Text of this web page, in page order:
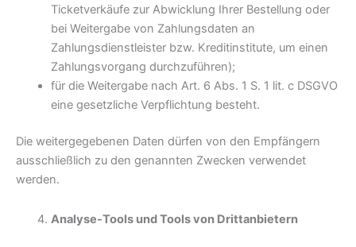
Ticketverkäufe zur Abwicklung Ihrer Bestellung oder
bei Weitergabe von Zahlungsdaten an
Zahlungsdienstleister bzw. Kreditinstitute, um einen
Zahlungsvorgang durchzuführen);
für die Weitergabe nach Art. 6 Abs. 1 S. 1 lit. c DSGVO
eine gesetzliche Verpflichtung besteht.
Die weitergegebenen Daten dürfen von den Empfängern
ausschließlich zu den genannten Zwecken verwendet
werden.
Analyse-Tools und Tools von Dritt­anbietern